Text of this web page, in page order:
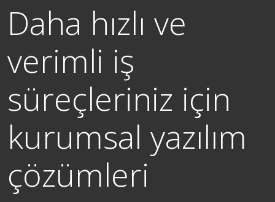
Daha hızlı ve
verimli iş
süreçleriniz için
kurumsal yazılım
çözümleri